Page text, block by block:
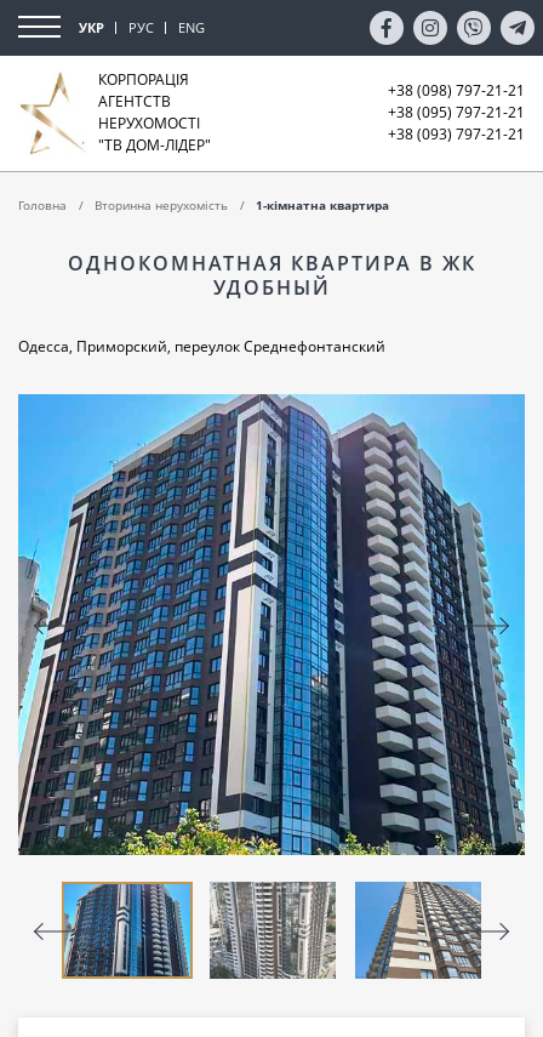
УКР РУС ENG
КОРПОРАЦІЯ
АГЕНТСТВ
НЕРУХОМОСТІ
"ТВ ДОМ-ЛІДЕР"
+38 (098) 797-21-21
+38 (095) 797-21-21
+38 (093) 797-21-21
Головна Вторинна нерухомість 1-кімнатна квартира
ОДНОКОМНАТНАЯ КВАРТИРА В ЖК
УДОБНЫЙ
Одесса, Приморский, переулок Среднефонтанский